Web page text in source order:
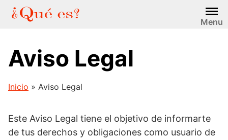
Saltar
contenido
Menu
Aviso Legal
Inicio » Aviso Legal
Este Aviso Legal tiene el objetivo de informarte
de tus derechos y obligaciones como usuario de